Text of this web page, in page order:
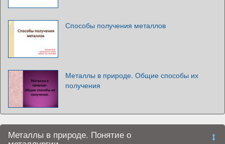
Способы получения металлов
Металлы в природе. Общие способы их
получения
Металлы в природе. Понятие о